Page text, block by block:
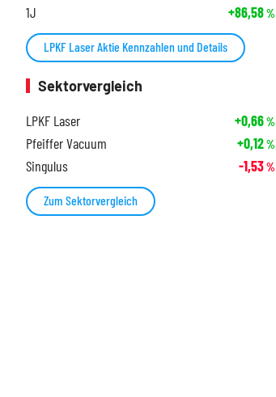
1J +86,58%
LPKF Laser Aktie Kennzahlen und Details
Sektorvergleich
LPKF Laser
+0,66%
Pfeiffer Vacuum +0,12%
Singulus -1,53%
Zum Sektorvergleich